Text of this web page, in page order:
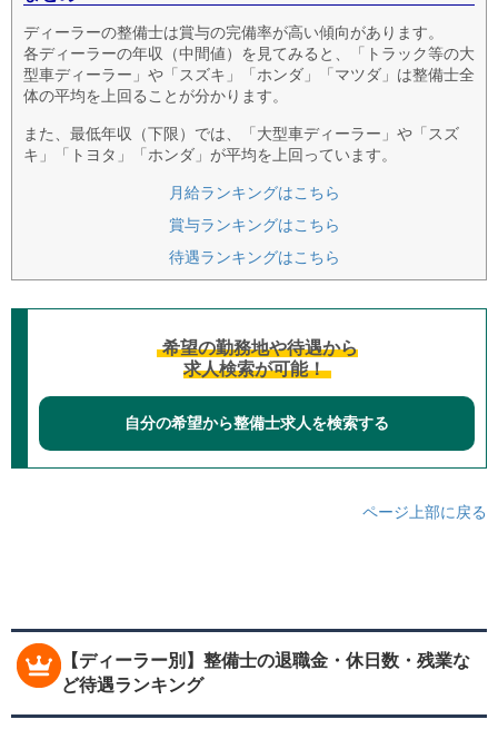
ディーラーの整備士は賞与の完備率が高い傾向があります。
各ディーラーの年収（中間値）を見てみると、「トラック等の大
型車ディーラー」や「スズキ」「ホンダ」「マツダ」は整備士全
体の平均を上回ることが分かります。
また、最低年収（下限）では、「大型車ディーラー」や「スズ
キ」「トヨタ」「ホンダ」が平均を上回っています。
月給ランキングはこちら
賞与ランキングはこちら
待遇ランキングはこちら
希望の勤務地や待遇から
求人検索が可能！
自分の希望から整備士求人を検索する
ページ上部に戻る
【ディーラー別】整備士の退職金・休日数・残業な
ど待遇ランキング